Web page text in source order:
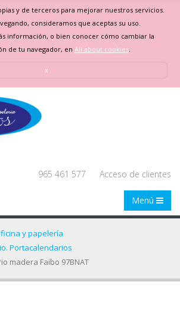
y de terceros para mejorar nuestros servicios.
consideramos que aceptas su uso.
información, o bien conocer cómo cambiar la
de tu navegador, en All about cookies.
x
965 461 577 Acceso de clientes
Menú
y papelería
Portacalendarios
madera Faibo 97BNAT